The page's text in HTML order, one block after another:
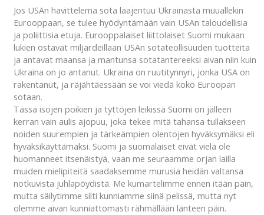
Jos USAn havittelema sota laajentuu Ukrainasta muuallekin
Eurooppaan, se tulee hyödyntämään vain USAn taloudellisia
ja poliittisia etuja. Eurooppalaiset liittolaiset Suomi mukaan
lukien ostavat miljardeillaan USAn sotateollisuuden tuotteita
ja antavat maansa ja mantunsa sotatantereeksi aivan niin kuin
Ukraina on jo antanut. Ukraina on ruutitynnyri, jonka USA on
rakentanut, ja räjähtäessään se voi viedä koko Euroopan
sotaan.
Tässä isojen poikien ja tyttöjen leikissä Suomi on jälleen
kerran vain aulis ajopuu, joka tekee mitä tahansa tullakseen
noiden suurempien ja tärkeämpien olentojen hyväksymäksi eli
hyväksikäyttämäksi. Suomi ja suomalaiset eivät vielä ole
huomanneet itsenäistyä, vaan me seuraamme orjan lailla
muiden mielipiteitä saadaksemme murusia heidän valtansa
notkuvista juhlapöydistä. Me kumartelimme ennen itään päin,
mutta säilytimme silti kunniamme siinä pelissä, mutta nyt
olemme aivan kunniattomasti rähmällään länteen päin.